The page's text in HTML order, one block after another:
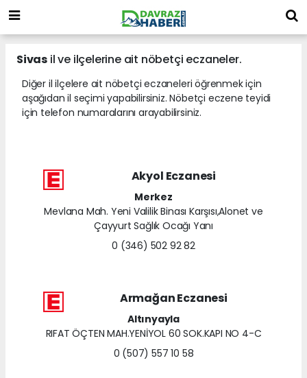
Sivas il ve ilçelerine ait nöbetçi eczaneler.
Diğer il ilçelere ait nöbetçi eczaneleri öğrenmek için
aşağıdan il seçimi yapabilirsiniz. Nöbetçi eczene teyidi
için telefon numaralarını arayabilirsiniz.
Akyol Eczanesi
Merkez
Mevlana Mah. Yeni Valilik Binası Karşısı,Alonet ve
Çayyurt Sağlık Ocağı Yanı
0 (346) 502 92 82
Armağan Eczanesi
Altınyayla
RIFAT ÖÇTEN MAH.YENİYOL 60 SOK.KAPI NO 4-C
0 (507) 557 10 58